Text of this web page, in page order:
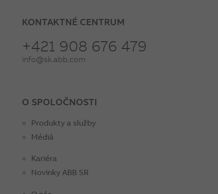
KONTAKTNÉ CENTRUM
+421 908 676 479
info@sk.abb.com
O SPOLOČNOSTI
Produkty a služby
Médiá
Kariéra
Novinky ABB SR